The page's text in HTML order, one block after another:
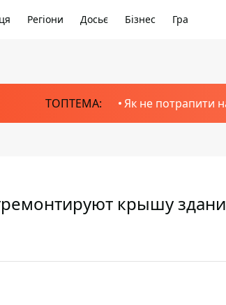
Регіони Досьє Бізнес Гра
ТОПТЕМА: Як не потрапити
крышу